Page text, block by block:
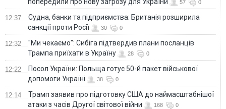
57 0
12:37
Судна, банки та підприємства: Британія розширила
санкції проти Росії
30 0
12:32
"Ми чекаємо": Сибіга підтвердив плани посланців
Трампа приїхати в Україну
28 0
12:22
Посол України: Польща готує 50-й пакет військової
допомоги Україні
38 0
12:14
Трамп заявив про підготовку США до наймасштабнішої
атаки з часів Другої світової війни
168 0